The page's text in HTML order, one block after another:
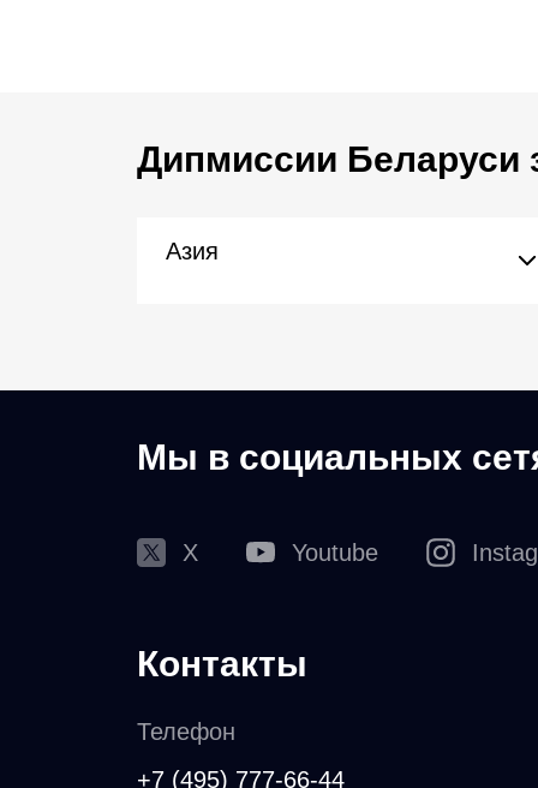
Дипмиссии Беларуси
Азия
Мы в социальных
X Youtube
Контакты
Телефон
+7 (495) 777-66-44